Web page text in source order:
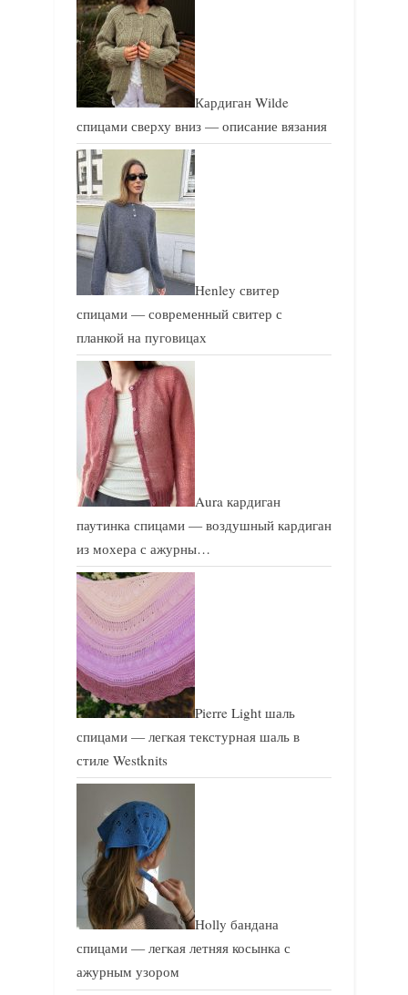
Кардиган Wilde
спицами сверху вниз — описание вязания
Henley свитер
спицами — современный свитер с
планкой на пуговицах
Aura кардиган
паутинка спицами — воздушный кардиган
из мохера с ажурны…
Pierre Light шаль
спицами — легкая текстурная шаль в
стиле Westknits
Holly бандана
спицами — легкая летняя косынка с
ажурным узором